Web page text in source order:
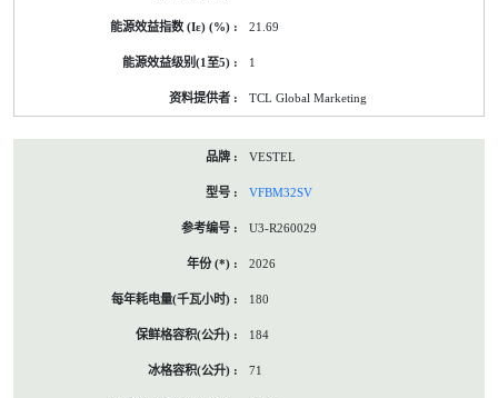
21.69
1
TCL Global Marketing
VESTEL
VFBM32SV
U3-R260029
2026
180
184
71